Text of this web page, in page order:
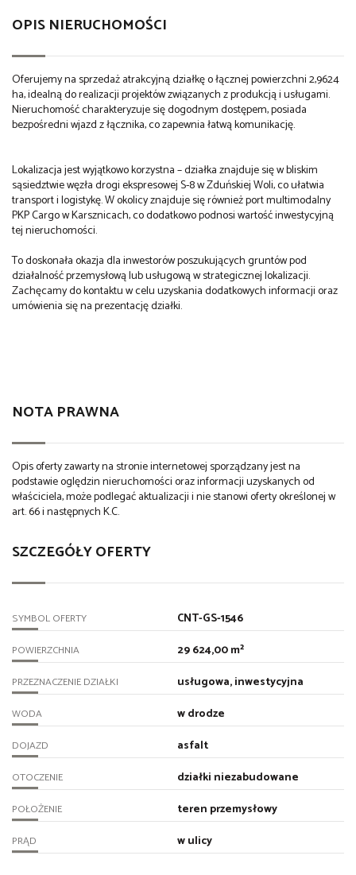
OPIS NIERUCHOMOŚCI
Oferujemy na sprzedaż atrakcyjną działkę o łącznej powierzchni 2,9624
ha, idealną do realizacji projektów związanych z produkcją i usługami.
Nieruchomość charakteryzuje się dogodnym dostępem, posiada
bezpośredni wjazd z łącznika, co zapewnia łatwą komunikację.
Lokalizacja jest wyjątkowo korzystna – działka znajduje się w bliskim
sąsiedztwie węzła drogi ekspresowej S-8 w Zduńskiej Woli, co ułatwia
transport i logistykę. W okolicy znajduje się również port multimodalny
PKP Cargo w Karsznicach, co dodatkowo podnosi wartość inwestycyjną
tej nieruchomości.
To doskonała okazja dla inwestorów poszukujących gruntów pod
działalność przemysłową lub usługową w strategicznej lokalizacji.
Zachęcamy do kontaktu w celu uzyskania dodatkowych informacji oraz
umówienia się na prezentację działki.
NOTA PRAWNA
Opis oferty zawarty na stronie internetowej sporządzany jest na
podstawie oględzin nieruchomości oraz informacji uzyskanych od
właściciela, może podlegać aktualizacji i nie stanowi oferty określonej w
art. 66 i następnych K.C.
SZCZEGÓŁY OFERTY
SYMBOL OFERTY CNT-GS-1546
POWIERZCHNIA 29 624,00 m²
PRZEZNACZENIE DZIAŁKI usługowa, inwestycyjna
WODA w drodze
DOJAZD asfalt
OTOCZENIE działki niezabudowane
POŁOŻENIE teren przemysłowy
PRĄD w ulicy